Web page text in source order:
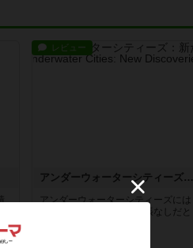
レビュー
アンダーウォーターシティーズ：新たな発見
アンダーウォーターシティーズには
マスト拡張です。この拡張なしだと